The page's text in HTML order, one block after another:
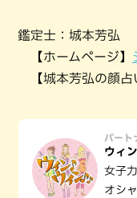
鑑定士：城本芳弘
【ホームページ】
【城本芳弘の顔占
パート
ウィ
女子
オシ